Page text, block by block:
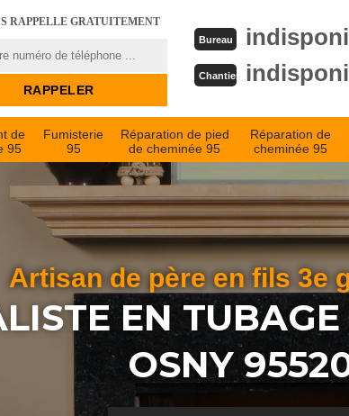
RAPPELLE GRATUITEMENT
Bureau
Chantier
de
95
Fumisterie
95
Réparation de pied
de cheminée 95
Réparation de
cheminée 95
Artisan de père en fils 3e
EN
OSNY